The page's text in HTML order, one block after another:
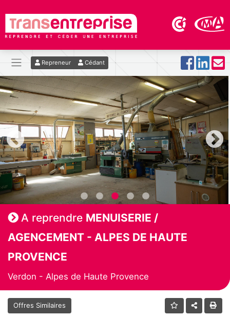
Repreneur Cédant
A reprendre MENUISERIE /
AGENCEMENT - ALPES DE HAUTE
PROVENCE
Verdon - Alpes de Haute Provence
Offres Similaires